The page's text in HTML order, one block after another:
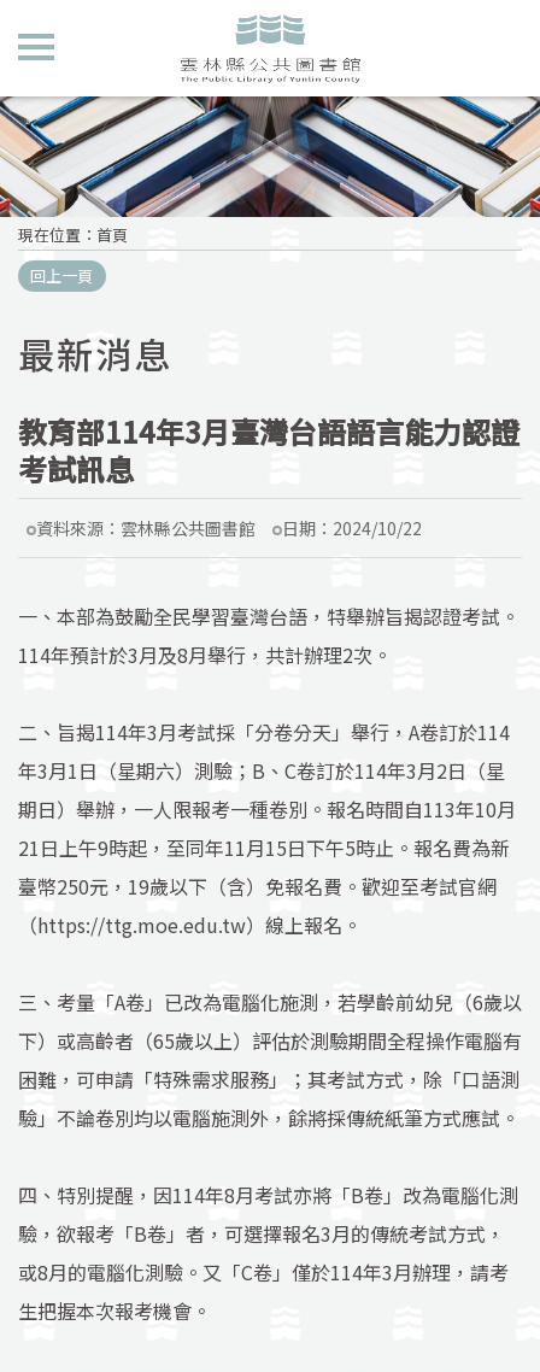
現在位置 ： 首頁
回上一頁
最新消息
教育部114年3月臺灣台語語言能力認證
考試訊息
資料來源： 雲林縣公共圖書館 日期： 2024/10/22
一、本部為鼓勵全民學習臺灣台語，特舉辦旨揭認證考試。
114年預計於3月及8月舉行，共計辦理2次。
二、旨揭114年3月考試採「分卷分天」舉行，A卷訂於114
年3月1日（星期六）測驗；B、C卷訂於114年3月2日（星
期日）舉辦，一人限報考一種卷別。報名時間自113年10月
21日上午9時起，至同年11月15日下午5時止。報名費為新
臺幣250元，19歲以下（含）免報名費。歡迎至考試官網
（https://ttg.moe.edu.tw）線上報名。
三、考量「A卷」已改為電腦化施測，若學齡前幼兒（6歲以
下）或高齡者（65歲以上）評估於測驗期間全程操作電腦有
困難，可申請「特殊需求服務」；其考試方式，除「口語測
驗」不論卷別均以電腦施測外，餘將採傳統紙筆方式應試。
四、特別提醒，因114年8月考試亦將「B卷」改為電腦化測
驗，欲報考「B卷」者，可選擇報名3月的傳統考試方式，
或8月的電腦化測驗。又「C卷」僅於114年3月辦理，請考
生把握本次報考機會。